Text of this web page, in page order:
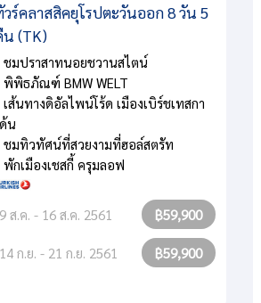
ร์คลาสสิคยุโรปตะวันออก 8 วัน 5
น (TK)
ชมปราสาทนอยชวานสไตน์
พิพิธภัณฑ์ BMW WELT
เส้นทางดิอัลไพน์โร้ด เมืองเบิร์ชเทสกา
น
ชมทิวทัศน์ที่สวยงามที่ฮอล์สตรัท
พักเมืองเชสกี้ ครุมลอฟ
9 ส.ค. - 16 ส.ค. 2561 ฿59,900
14 ก.ย. - 21 ก.ย. 2561 ฿59,900